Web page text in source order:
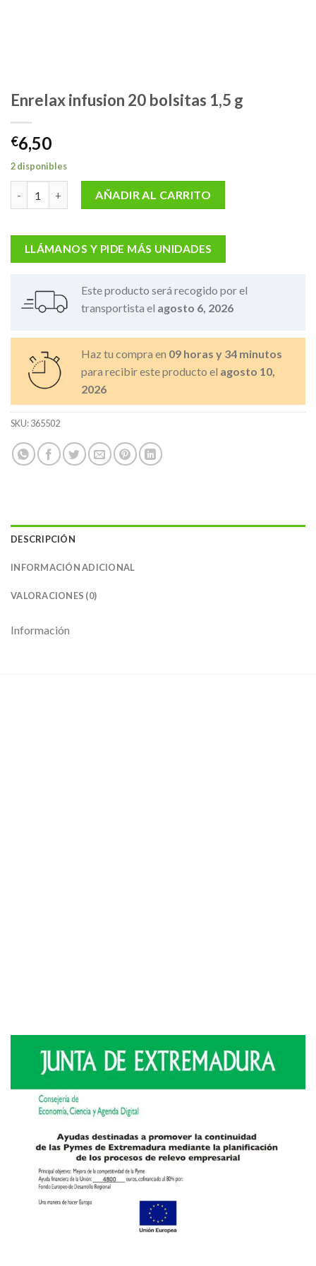
Enrelax infusion 20 bolsitas 1,5 g
€6,50
2 disponibles
Enrelax infusion 20 bolsitas 1,5 g cantidad
AÑADIR AL CARRITO
LLÁMANOS Y PIDE MÁS UNIDADES
Este producto será recogido por el
transportista el agosto 6, 2026
Haz tu compra en 09 horas y 34 minutos
para recibir este producto el agosto 10,
2026
SKU:365502
DESCRIPCIÓN
INFORMACIÓN ADICIONAL
VALORACIONES (0)
Información